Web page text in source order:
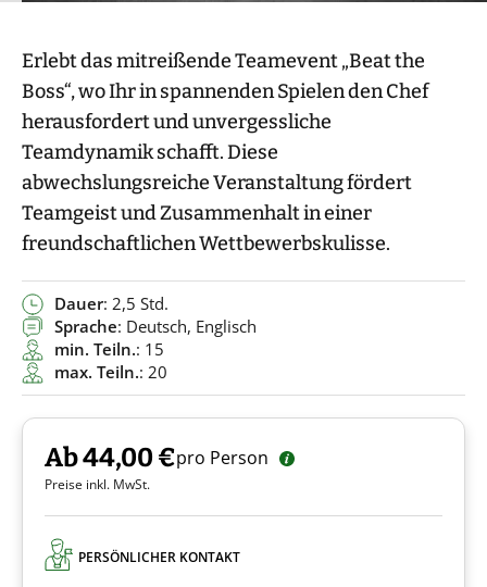
Erlebt das mitreißende Teamevent „Beat the
Boss“, wo Ihr in spannenden Spielen den Chef
herausfordert und unvergessliche
Teamdynamik schafft. Diese
abwechslungsreiche Veranstaltung fördert
Teamgeist und Zusammenhalt in einer
freundschaftlichen Wettbewerbskulisse.
Dauer: 2,5 Std.
Sprache: Deutsch, Englisch
min. Teiln.: 15
max. Teiln.: 20
Ab 44,00 €pro Person
Preise inkl. MwSt.
PERSÖNLICHER KONTAKT